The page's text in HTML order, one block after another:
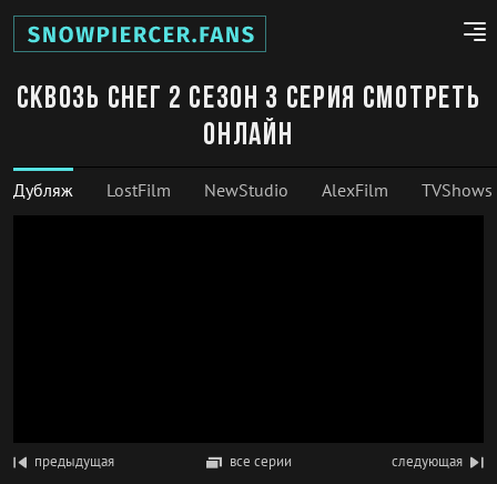
Сквозь снег 2 сезон 3 серия смотреть
онлайн
Дубляж LostFilm NewStudio AlexFilm TVShows
предыдущая все серии следующая